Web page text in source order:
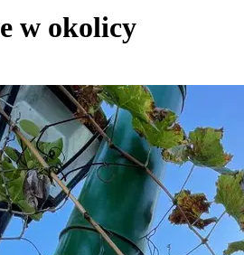
w okolicy